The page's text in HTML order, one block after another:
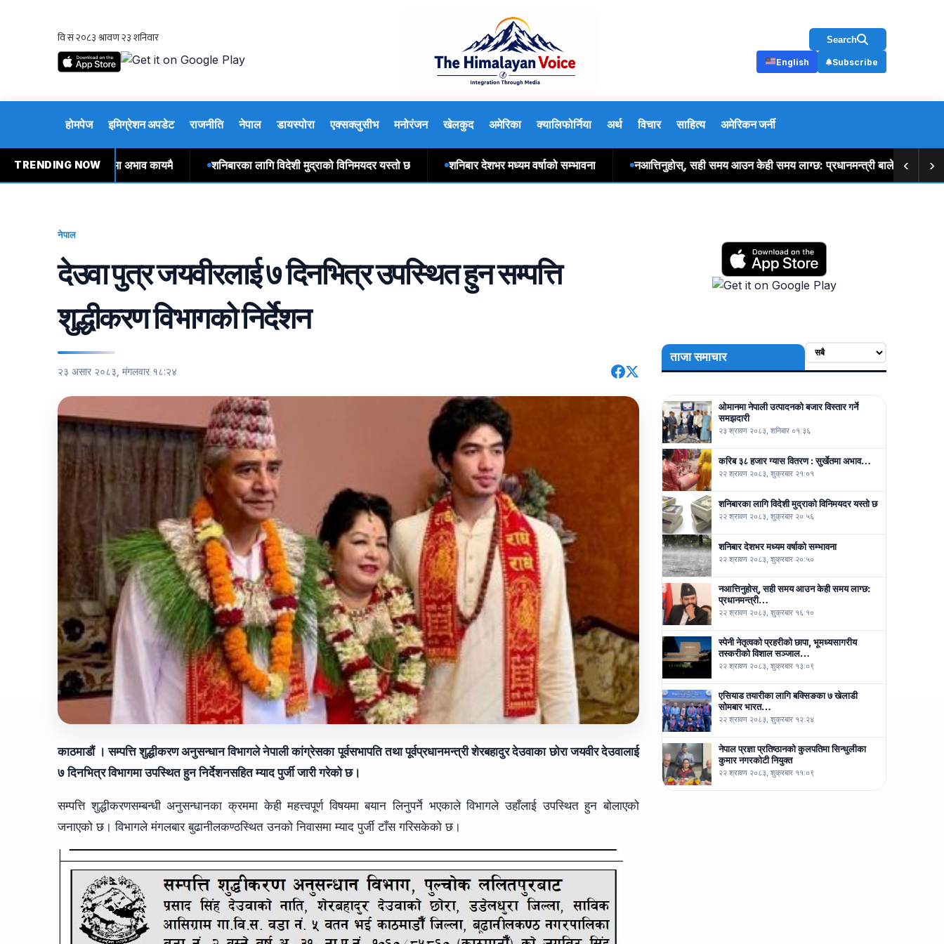
Search
English Subscribe
होमपेज इमिग्रेशन अपडेट राजनीति नेपाल डायस्पोरा एक्सक्लुसीभ मनोरंजन खेलकुद अमेरिका क्यालिफोर्निया अर्थ विचार साहित्य अमेरिकन जर्नी
TRENDING NOW
ग्यास वितरण : सुर्खेतमा अभाव कायमै शनिबारका लागि विदेशी मुद्राको विनिमयदर यस्तो छ शनिबार देशभर मध्यम वर्षाको सम्भावना नआत्तिनुहोस्, सही समय आउन केही समय लाग्छ: प्रधानमन्त्री बालेन शाह ‹ ›
नेपाल
देउवा पुत्र जयवीरलाई ७ दिनभित्र उपस्थित हुन सम्पत्ति
शुद्धीकरण विभागको निर्देशन
२३ असार २०८३, मंगलवार १८:२४
काठमाडौं । सम्पत्ति शुद्धीकरण अनुसन्धान विभागले नेपाली कांग्रेसका पूर्वसभापति तथा पूर्वप्रधानमन्त्री शेरबहादुर देउवाका छोरा जयवीर देउवालाई
७ दिनभित्र विभागमा उपस्थित हुन निर्देशनसहित म्याद पुर्जी जारी गरेको छ।
सम्पत्ति शुद्धीकरणसम्बन्धी अनुसन्धानका क्रममा केही महत्त्वपूर्ण विषयमा बयान लिनुपर्ने भएकाले विभागले उहाँलाई उपस्थित हुन बोलाएको
जनाएको छ। विभागले मंगलबार बुढानीलकण्ठस्थित उनको निवासमा म्याद पुर्जी टाँस गरिसकेको छ।
ताजा समाचार
ओमानमा नेपाली उत्पादनको बजार विस्तार गर्ने
समझदारी
२३ श्रावण २०८३, शनिबार ०१:३६
करिब ३८ हजार ग्यास वितरण : सुर्खेतमा अभाव…
२२ श्रावण २०८३, शुक्रबार २१:०१
शनिबारका लागि विदेशी मुद्राको विनिमयदर यस्तो छ
२२ श्रावण २०८३, शुक्रबार २०:५६
शनिबार देशभर मध्यम वर्षाको सम्भावना
२२ श्रावण २०८३, शुक्रबार २०:५०
नआत्तिनुहोस्, सही समय आउन केही समय लाग्छ:
प्रधानमन्त्री…
२२ श्रावण २०८३, शुक्रबार १६:१०
स्पेनी नेतृत्वको प्रहरीको छापा, भूमध्यसागरीय
तस्करीको विशाल सञ्जाल…
२२ श्रावण २०८३, शुक्रबार १३:०९
एसियाड तयारीका लागि बक्सिङका ७ खेलाडी
सोमबार भारत…
२२ श्रावण २०८३, शुक्रबार १२:२४
नेपाल प्रज्ञा प्रतिष्ठानको कुलपतिमा सिन्धुलीका
कुमार नगरकोटी नियुक्त
२२ श्रावण २०८३, शुक्रबार ११:०९